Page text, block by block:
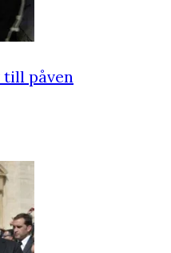
till påven